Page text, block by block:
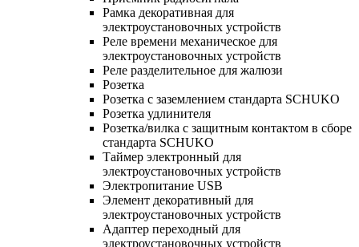
Рамка декоративная для
электроустановочных устройств
Реле времени механическое для
электроустановочных устройств
Реле разделительное для жалюзи
Розетка
Розетка с заземлением стандарта SCHUKO
Розетка удлинителя
Розетка/вилка с защитным контактом в сборе
стандарта SCHUKO
Таймер электронный для
электроустановочных устройств
Электропитание USB
Элемент декоративный для
электроустановочных устройств
Адаптер переходный для
электроустановочных устройств